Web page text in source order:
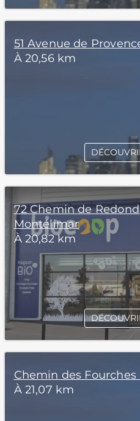
51 Avenue de
À 20,56 km
72 Chemin de
Montélimar
À 20,82 km
Chemin des
À 21,07 km